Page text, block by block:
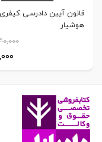
قانون آیین دادرسی
هوشیار